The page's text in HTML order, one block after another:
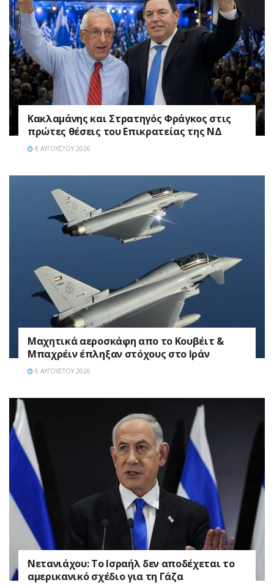
Κακλαμάνης και Στρατηγός Φράγκος στις
πρώτες θέσεις του Επικρατείας της ΝΔ
8 ΑΥΓΟΎΣΤΟΥ 2026
Mαχητικά αεροσκάφη απο το Κουβέιτ &
Μπαχρέιν έπληξαν στόχους στο Ιράν
6 ΑΥΓΟΎΣΤΟΥ 2026
Νετανιάχου: Το Ισραήλ δεν αποδέχεται το
αμερικανικό σχέδιο για τη Γάζα